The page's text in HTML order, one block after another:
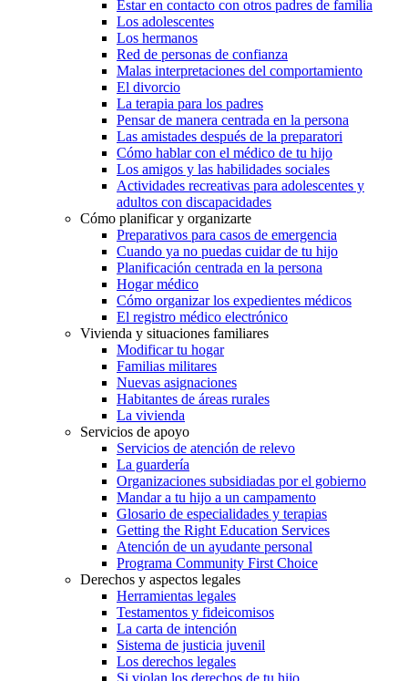
Estar en contacto con otros padres de familia
Los adolescentes
Los hermanos
Red de personas de confianza
Malas interpretaciones del comportamiento
El divorcio
La terapia para los padres
Pensar de manera centrada en la persona
Las amistades después de la preparatori
Cómo hablar con el médico de tu hijo
Los amigos y las habilidades sociales
Actividades recreativas para adolescentes y
adultos con discapacidades
Cómo planificar y organizarte
Preparativos para casos de emergencia
Cuando ya no puedas cuidar de tu hijo
Planificación centrada en la persona
Hogar médico
Cómo organizar los expedientes médicos
El registro médico electrónico
Vivienda y situaciones familiares
Modificar tu hogar
Familias militares
Nuevas asignaciones
Habitantes de áreas rurales
La vivienda
Servicios de apoyo
Servicios de atención de relevo
La guardería
Organizaciones subsidiadas por el gobierno
Mandar a tu hijo a un campamento
Glosario de especialidades y terapias
Getting the Right Education Services
Atención de un ayudante personal
Programa Community First Choice
Derechos y aspectos legales
Herramientas legales
Testamentos y fideicomisos
La carta de intención
Sistema de justicia juvenil
Los derechos legales
Si violan los derechos de tu hijo